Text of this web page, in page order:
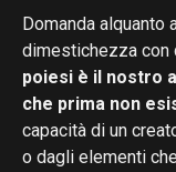
Domanda
dimestichezza con
poiesi è il nostro
che prima non
capacità di un
o dagli elementi